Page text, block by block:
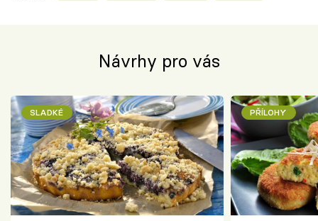
Návrhy pro vás
SLADKÉ PŘÍLOHY